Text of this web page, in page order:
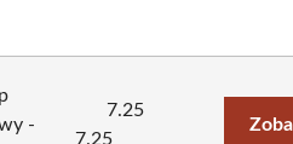
-
7.25
7.25